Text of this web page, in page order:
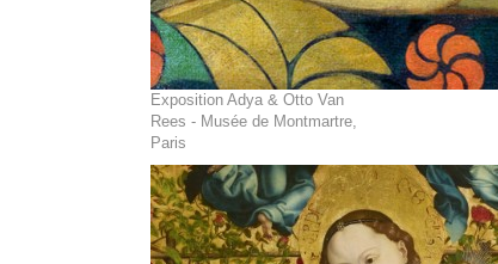
Exposition Adya & Otto Van
Rees - Musée de Montmartre,
Paris